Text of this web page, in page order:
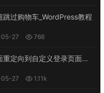
过购物车_WordPress教程
27 766
定向到自定义登录页面
27 1.11k